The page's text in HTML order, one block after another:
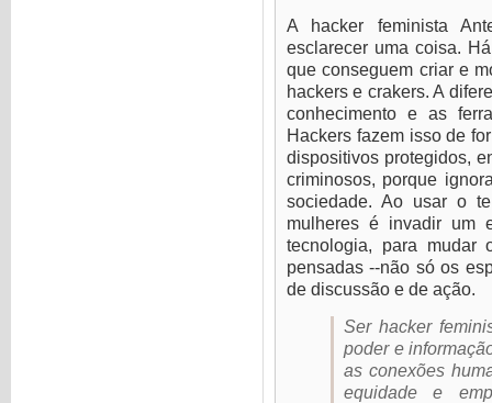
A hacker feminista
esclarecer uma coisa.
que conseguem criar e
hackers e crakers. A
conhecimento e as
Hackers fazem isso de
dispositivos protegidos,
criminosos, porque
sociedade. Ao usar o
mulheres é invadir um
tecnologia, para
pensadas --não só os
de discussão e de ação.
Ser hacker
poder e
as conexões
equidade e